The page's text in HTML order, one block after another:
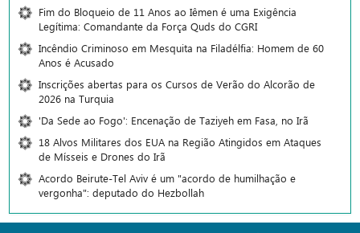
Fim do Bloqueio de 11 Anos ao Iêmen é uma Exigência
Legítima: Comandante da Força Quds do CGRI
Incêndio Criminoso em Mesquita na Filadélfia: Homem de 60
Anos é Acusado
Inscrições abertas para os Cursos de Verão do Alcorão de
2026 na Turquia
'Da Sede ao Fogo': Encenação de Taziyeh em Fasa, no Irã
18 Alvos Militares dos EUA na Região Atingidos em Ataques
de Mísseis e Drones do Irã
Acordo Beirute-Tel Aviv é um "acordo de humilhação e
vergonha": deputado do Hezbollah